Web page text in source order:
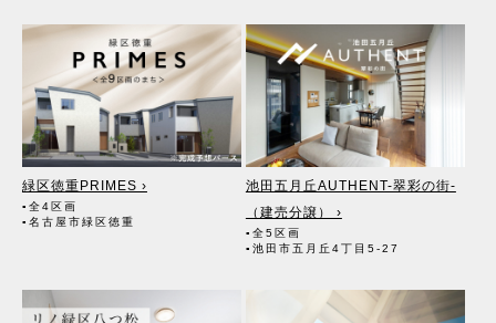
緑区徳重PRIMES ›
▪全4区画
▪名古屋市緑区徳重
池田五月丘AUTHENT-翠彩の街-
（建売分譲） ›
▪全5区画
▪池田市五月丘4丁目5-27